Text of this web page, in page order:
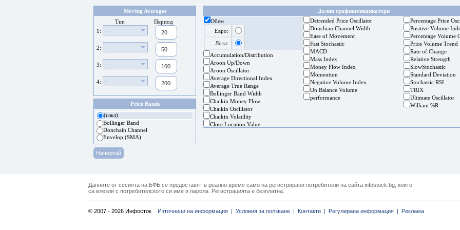
Moving Averages
Тип
Период
1:
-
2: -
3: -
4: -
Price Bands
(изкл)
Bollinger Band
Donchain Channel
Envelop (SMA)
Долни графики/индикатори
Обем
Евро:
Лота:
Accumulation/Distribution
Aroon Up/Down
Aroon Oscillator
Average Directional Index
Average True Range
Bollinger Band Width
Chaikin Money Flow
Chaikin Oscillator
Chaikin Volatility
Close Location Value
Detrended Price Oscillator
Donchian Channel Width
Ease of Movement
Fast Stochastic
MACD
Mass Index
Money Flow Index
Momentum
Negative Volume Index
On Balance Volume
performance
Percentage Price
Positive Volume
Percentage Volume
Price Volume Trend
Rate of Change
Relative Strength
SlowStochastic
Standard Deviation
Stochastic RSI
TRIX
Ultimate Oscillator
William %R
Данните от сесията на БФБ се предоставят в реално време само на регистрирани потребители на сайта infostock.bg, които
са влезли с потребителското си име и парола. Регистрацията е безплатна.
© 2007 - 2026 Инфосток Източници на информация | Условия за ползване | Контакти | Регулирана информация | Реклама